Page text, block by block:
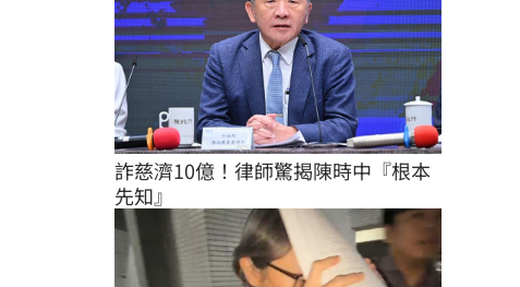
詐慈濟10億！律師驚揭陳時中『根本
先知』